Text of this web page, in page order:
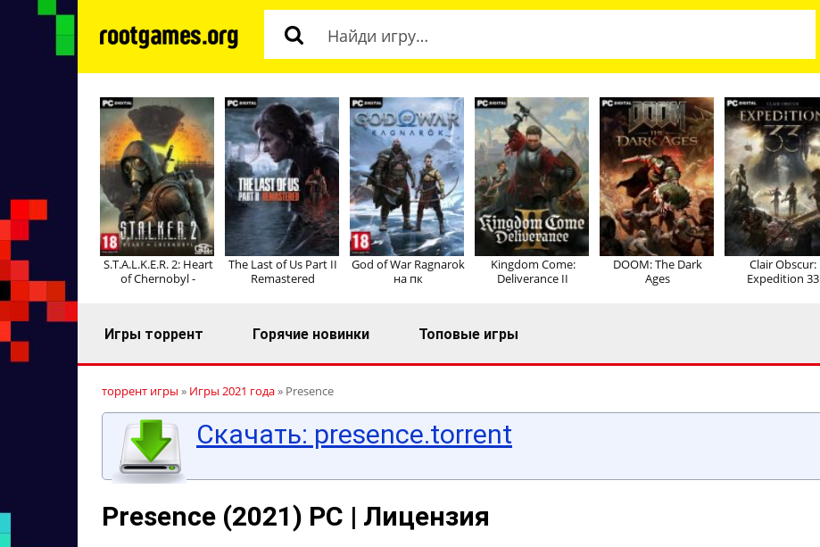
S.T.A.L.K.E.R. 2: Heart
of Chernobyl -
The Last of Us Part II
Remastered
God of War Ragnarok
на пк
Kingdom Come:
Deliverance II
DOOM: The Dark
Ages
Clair Obscur:
Expedition 33
Игры торрент Горячие новинки Топовые игры
торрент игры » Игры 2021 года» Presence
Скачать: presence.torrent
Presence (2021) PC | Лицензия